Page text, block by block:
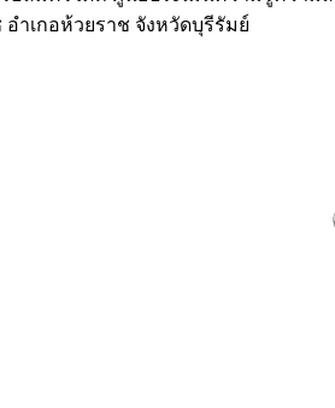
ำเกอห้วยราช จังหวัดบุรีรัมย์